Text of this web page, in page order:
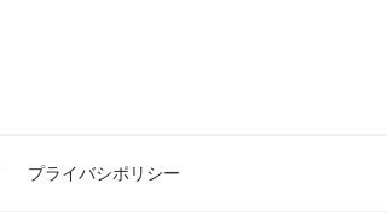
プライバシポリシー